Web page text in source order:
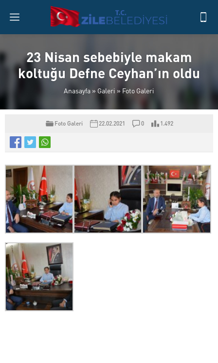
23 Nisan sebebiyle makam
koltuğu Defne Ceyhan’ın oldu
Anasayfa » Galeri » Foto Galeri
Foto Galeri 22.02.2021 0 1.492